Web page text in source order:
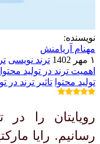
نویسنده:
مهنام آریامنش
۱ مهر 1402
ترند نویسی
اهمیت ترند در تولید محتوا
تولید محتوا تاثیر ترند در
رویایتان را